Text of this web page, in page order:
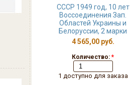
СССР 1949 год, 10 лет
Воссоединения Зап.
Областей Украины и
Белоруссии, 2 марки
4 565,00 руб.
Количество: *
1 доступно для заказа